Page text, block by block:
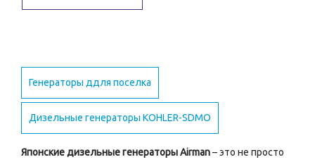
Генераторы ддля поселка
Дизельные генераторы KOHLER-SDMO
Японские дизельные генераторы Airman– это не просто